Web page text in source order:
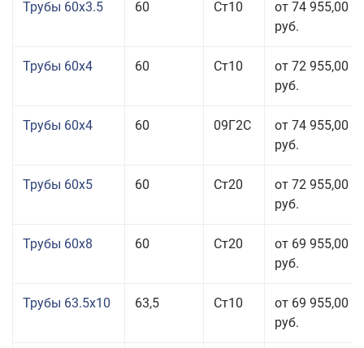
Трубы 60x3.5 60 Ст10
от 74 955,00
руб.
Трубы 60x4 60 Ст10
от 72 955,00
руб.
Трубы 60x4 60 09Г2С
от 74 955,00
руб.
Трубы 60x5 60 Ст20
от 72 955,00
руб.
Трубы 60x8 60 Ст20
от 69 955,00
руб.
Трубы 63.5x10 63,5 Ст10
от 69 955,00
руб.